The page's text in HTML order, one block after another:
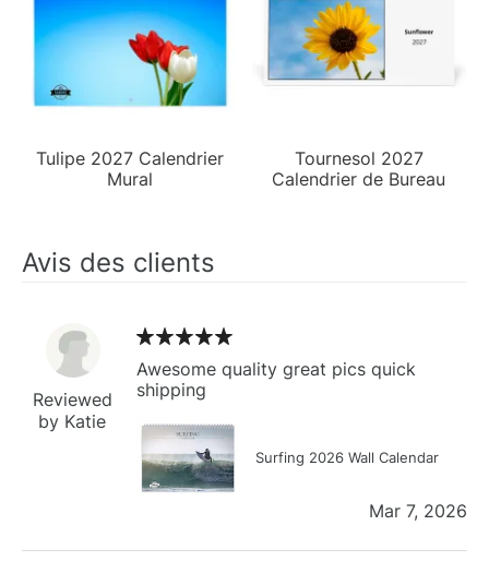
Tulipe 2027 Calendrier
Mural
Tournesol 2027
Calendrier de Bureau
Avis des clients
Reviewed
by Katie
Awesome quality great pics quick
shipping
Surfing 2026 Wall Calendar
Mar 7, 2026